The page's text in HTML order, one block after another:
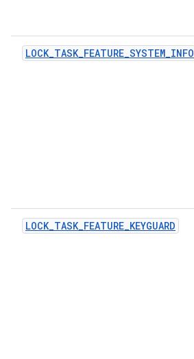
LOCK_TASK_FEATURE_SYSTEM_INFO
LOCK_TASK_FEATURE_KEYGUARD